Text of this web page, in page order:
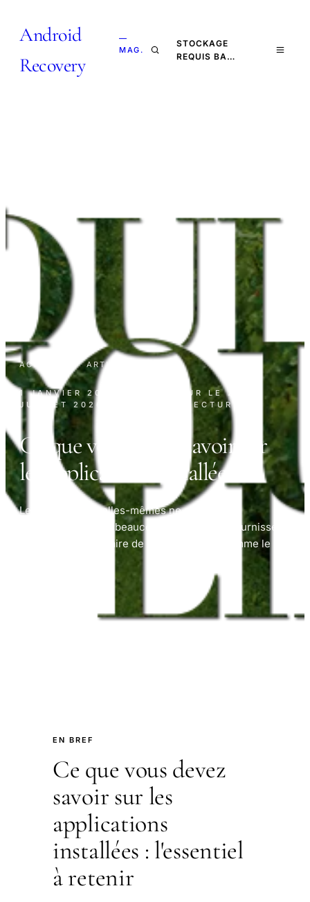
Android
Recovery
—
MAG.
STOCKAGE
REQUIS BA…
ACCUEIL ARTICLES
1 JANVIER 2024 · MIS À JOUR LE22
JUILLET 2026
· 20 MIN DE LECTURE
Ce que vous devez savoir sur
les applications installées
Les applications elles-mêmes ne sont pas
dangereuses, mais beaucoup d’entre elles fournissent
des enfants pour faire de mauvais choix, comme le
EN BREF
Ce que vous devez
savoir sur les
applications
installées : l'essentiel
à retenir